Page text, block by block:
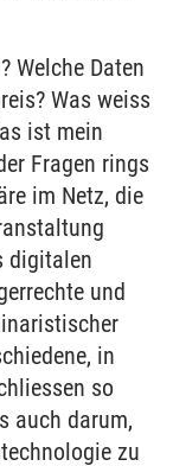
Welche Daten
Was weiss
ist mein
Fragen rings
im Netz, die
digitalen
und
in
so
auch darum,
zu